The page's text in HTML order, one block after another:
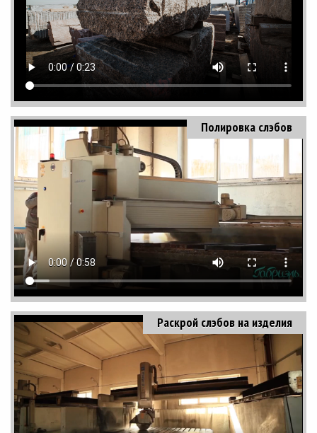
Полировка слэбов
Раскрой слэбов на изделия